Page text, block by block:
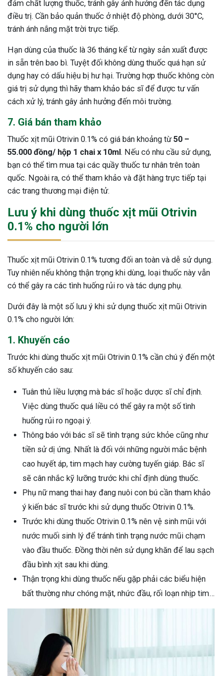
đảm chất lượng thuốc, tránh gây ảnh hưởng đến tác dụng
điều trị. Cần bảo quản thuốc ở nhiệt độ phòng, dưới 30°C,
tránh ánh nắng mặt trời trực tiếp.
Hạn dùng của thuốc là 36 tháng kể từ ngày sản xuất được
in sẵn trên bao bì. Tuyệt đối không dùng thuốc quá hạn sử
dụng hay có dấu hiệu bị hư hại. Trường hợp thuốc không còn
giá trị sử dụng thì hãy tham khảo bác sĩ để được tư vấn
cách xử lý, tránh gây ảnh hưởng đến môi trường.
7. Giá bán tham khảo
Thuốc xịt mũi Otrivin 0.1% có giá bán khoảng từ50 –
55.000 đồng/ hộp 1 chai x 10ml. Nếu có nhu cầu sử dụng,
bạn có thể tìm mua tại các quầy thuốc tư nhân trên toàn
quốc. Ngoài ra, có thể tham khảo và đặt hàng trực tiếp tại
các trang thương mại điện tử.
Lưu ý khi dùng thuốc xịt mũi Otrivin
0.1% cho người lớn
Thuốc xịt mũi Otrivin 0.1% tương đối an toàn và dễ sử dụng.
Tuy nhiên nếu không thận trọng khi dùng, loại thuốc này vẫn
có thể gây ra các tình huống rủi ro và tác dụng phụ.
Dưới đây là một số lưu ý khi sử dụng thuốc xịt mũi Otrivin
0.1% cho người lớn:
1. Khuyến cáo
Trước khi dùng thuốc xịt mũi Otrivin 0.1% cần chú ý đến một
số khuyến cáo sau:
Tuân thủ liều lượng mà bác sĩ hoặc dược sĩ chỉ định.
Việc dùng thuốc quá liều có thể gây ra một số tình
huống rủi ro ngoại ý.
Thông báo với bác sĩ sẽ tình trạng sức khỏe cũng như
tiền sử dị ứng. Nhất là đối với những người mắc bệnh
cao huyết áp, tim mạch hay cường tuyến giáp. Bác sĩ
sẽ cân nhắc kỹ lưỡng trước khi chỉ định dùng thuốc.
Phụ nữ mang thai hay đang nuôi con bú cần tham khảo
ý kiến bác sĩ trước khi sử dụng thuốc Otrivin 0.1%.
Trước khi dùng thuốc Otrivin 0.1% nên vệ sinh mũi với
nước muối sinh lý để tránh tình trạng nước mũi chạm
vào đầu thuốc. Đồng thời nên sử dụng khăn để lau sạch
đầu bình xịt sau khi dùng.
Thận trọng khi dùng thuốc nếu gặp phải các biểu hiện
bất thường như chóng mặt, nhức đầu, rối loạn nhịp tim…